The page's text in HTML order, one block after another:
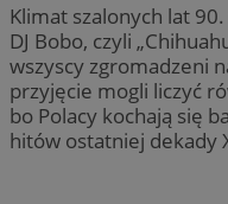
Klimat szalonych lat
DJ Bobo, czyli
wszyscy zgromadzeni
przyjęcie mogli liczyć
bo Polacy kochają się
hitów ostatniej dekady